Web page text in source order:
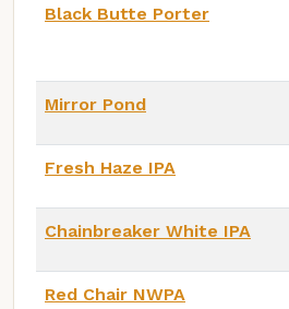
Black Butte Porter
Mirror Pond
Fresh Haze IPA
Chainbreaker White IPA
Red Chair NWPA